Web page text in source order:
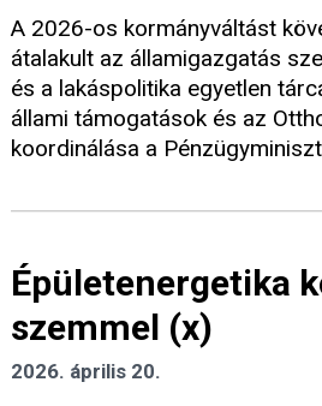
A 2026-os kormányváltást
átalakult az államigazgatás
és a lakáspolitika egyetlen
állami támogatások és az
koordinálása a
Épületenergetika
szemmel (x)
2026. április 20.